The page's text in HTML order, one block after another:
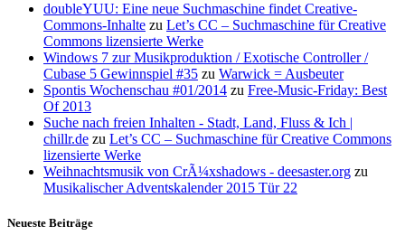
doubleYUU: Eine neue Suchmaschine findet Creative-
Commons-Inhalte zu Let’s CC – Suchmaschine für Creative
Commons lizensierte Werke
Windows 7 zur Musikproduktion / Exotische Controller /
Cubase 5 Gewinnspiel #35 zu Warwick = Ausbeuter
Spontis Wochenschau #01/2014 zu Free-Music-Friday: Best
Of 2013
Suche nach freien Inhalten - Stadt, Land, Fluss & Ich |
chillr.de zu Let’s CC – Suchmaschine für Creative Commons
lizensierte Werke
Weihnachtsmusik von CrÃ¼xshadows - deesaster.org zu
Musikalischer Adventskalender 2015 Tür 22
Neueste Beiträge